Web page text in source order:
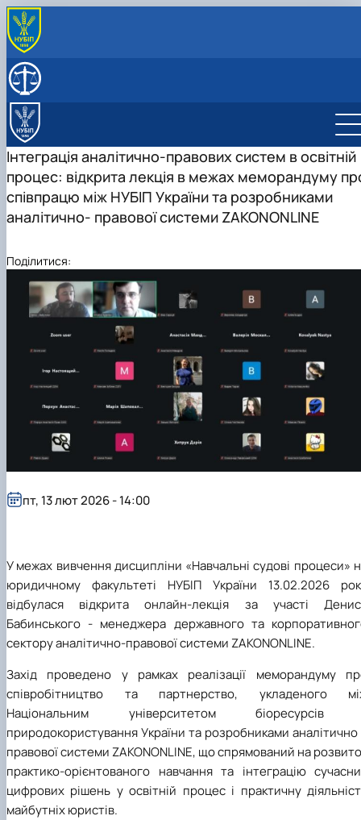
ПРО КАФЕДРУ
Навчально-методичне забезпечення
Практичне навчання
НАУКОВА РОБОТА
Сторінка аспірантів
Студентська наукова робота
Інтеграція аналітично-правових систем в освітній
процес: відкрита лекція в межах меморандуму
співпрацю між НУБІП України та розробниками
аналітично- правової системи ZAKONONLINE
У межах вивчення дисципліни «Навчальні судові процеси»
юридичному факультеті НУБІП України 13.02.2026
відбулася відкрита онлайн-лекція за участі
Бабинського - менеджера державного та
сектору аналітично-правової системиZAKONONLINE.
Захід проведено у рамках реалізації меморандуму
співробітництво та партнерство, укладеного
Національним університетом біоресурсів
природокористування України та розробниками аналітично
правової системи ZAKONONLINE, що спрямований на
практико-орієнтованого навчання та інтеграцію
цифрових рішень у освітній процес і практичну
майбутніх юристів.
пт, 13 лют 2026 - 14:00
Поділитися: